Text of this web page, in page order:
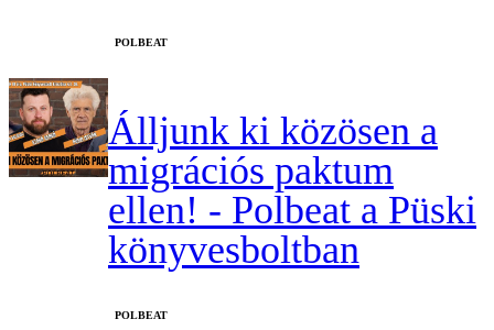
‎POLBEAT
Álljunk ki közösen a
migrációs paktum
ellen! - Polbeat a Püski
könyvesboltban
‎POLBEAT